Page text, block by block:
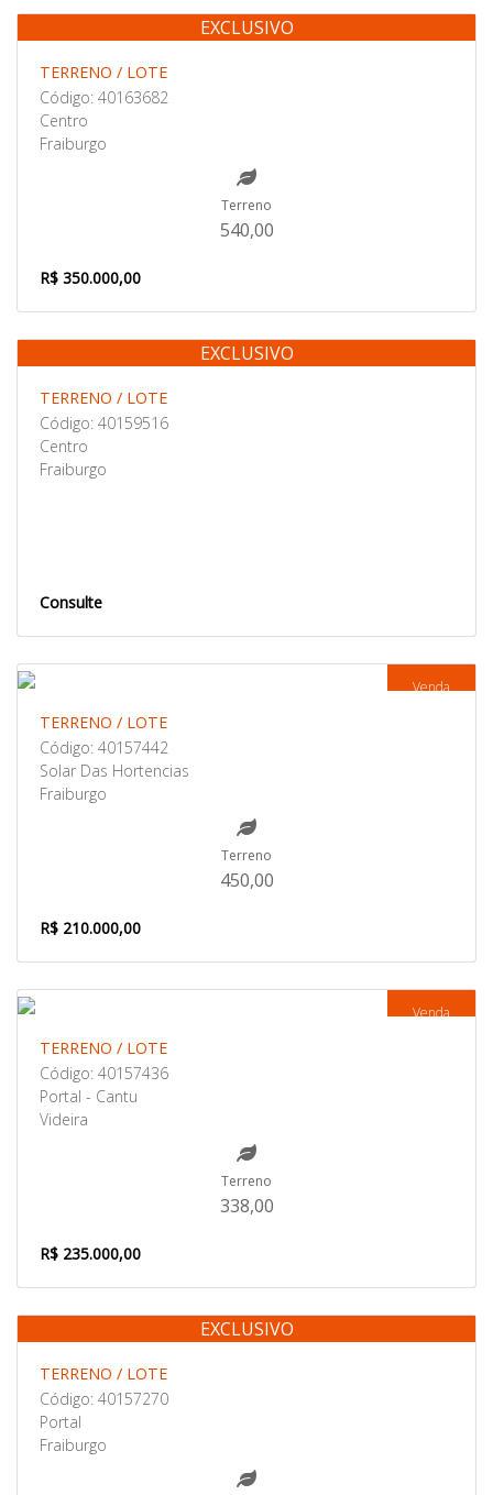
Venda
EXCLUSIVO
TERRENO / LOTE
Código: 40163682
Centro
Fraiburgo
Terreno
540,00
R$ 350.000,00
Venda
EXCLUSIVO
TERRENO / LOTE
Código: 40159516
Centro
Fraiburgo
Consulte
Venda
TERRENO / LOTE
Código: 40157442
Solar Das Hortencias
Fraiburgo
Terreno
450,00
R$ 210.000,00
Venda
TERRENO / LOTE
Código: 40157436
Portal - Cantu
Videira
Terreno
338,00
R$ 235.000,00
Venda
EXCLUSIVO
TERRENO / LOTE
Código: 40157270
Portal
Fraiburgo